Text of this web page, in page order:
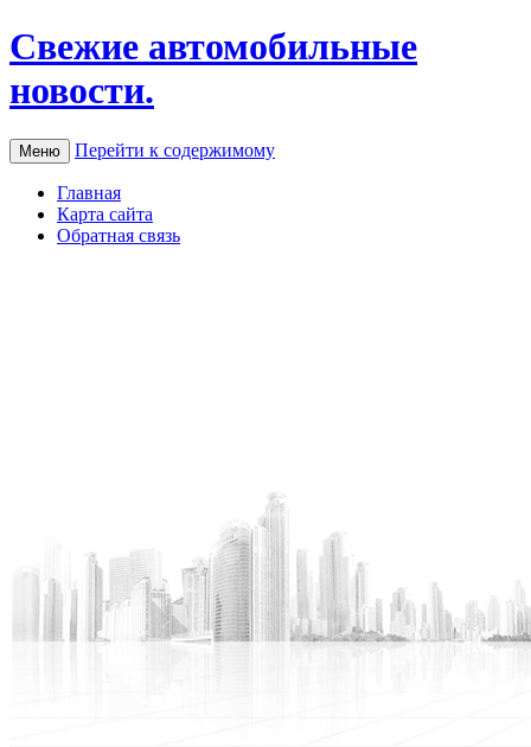
Свежие автомобильные
новости.
Меню Перейти к содержимому
Главная
Карта сайта
Обратная связь